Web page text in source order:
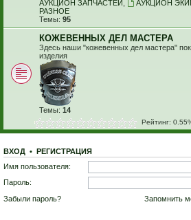
АУКЦИОН ЗАПЧАСТЕЙ
АУКЦИОН
РАЗНОЕ
Темы: 95
КОЖЕВЕННЫХ ДЕЛ МАСТЕРА
Здесь наши "кожевенных дел мастера"
изделия
Темы: 14
Рейтинг:
ВХОД • РЕГИСТРАЦИЯ
Имя пользователя:
Пароль:
Забыли пароль?
Запомнить